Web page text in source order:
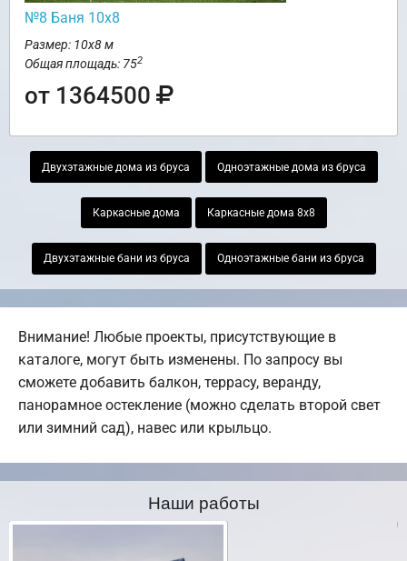
№8 Баня 10х8
Размер: 10х8 м
Общая площадь: 752
от 1364500
Двухэтажные дома из бруса Одноэтажные дома из бруса
Каркасные дома Каркасные дома 8х8
Двухэтажные бани из бруса Одноэтажные бани из бруса
Внимание! Любые проекты, присутствующие в
каталоге, могут быть изменены. По запросу вы
сможете добавить балкон, террасу, веранду,
панорамное остекление (можно сделать второй свет
или зимний сад), навес или крыльцо.
Наши работы